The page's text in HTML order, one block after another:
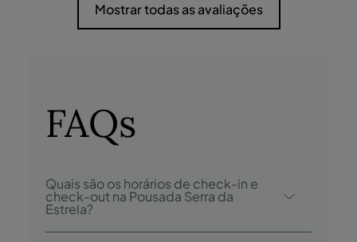
Mostrar todas as avaliações
FAQs
Quais são os horários de check-in e
check-out na Pousada Serra da
Estrela?